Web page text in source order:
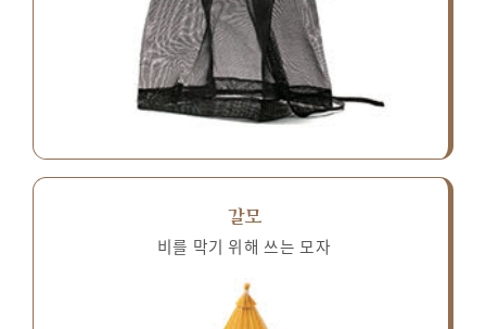
갈모
비를 막기 위해 쓰는 모자